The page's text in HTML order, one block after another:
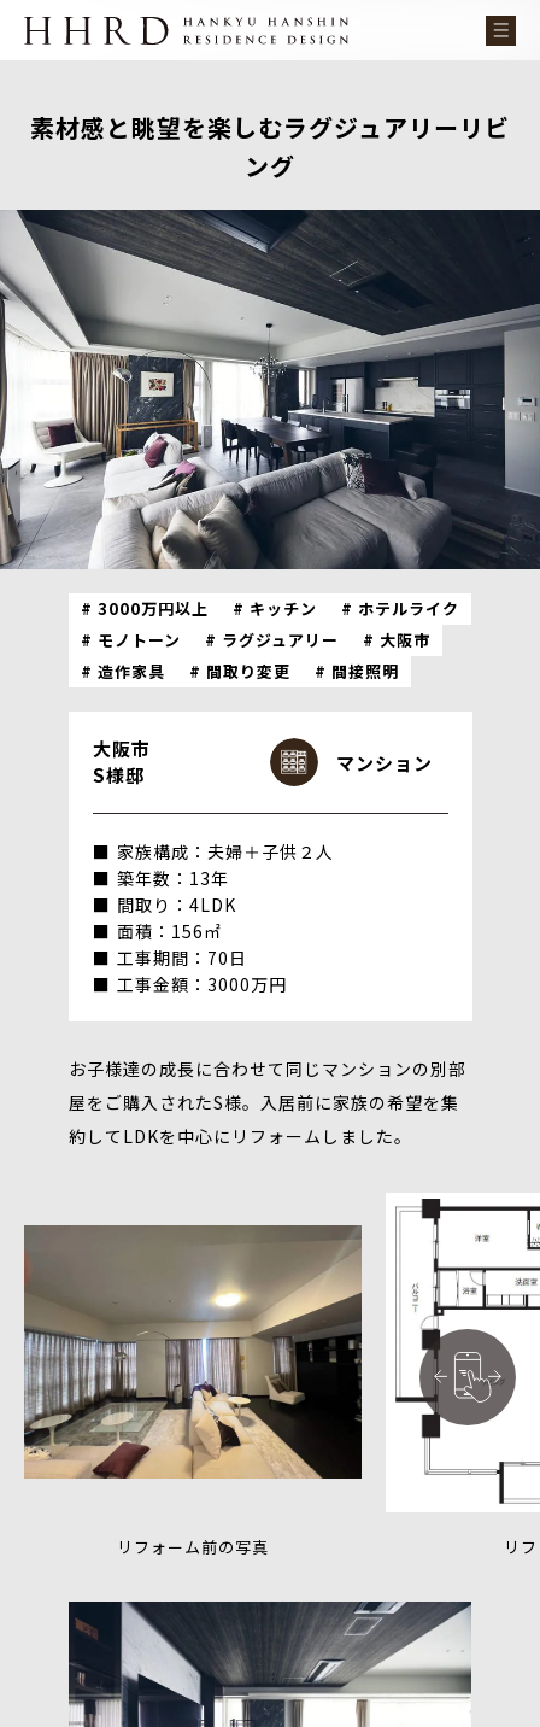
素材感と眺望を楽しむラグジュアリーリビ
ング
3000万円以上 キッチン
ホテルライク
モノトーン
ラグジュアリー
大阪市
造作家具
間取り変更 間接照明
大阪市
S様邸
マンション
家族構成：夫婦＋子供２人
築年数：13年
間取り：4LDK
面積：156㎡
工事期間：70日
工事金額：3000万円
お子様達の成長に合わせて同じマンションの別部
屋をご購入されたS様。入居前に家族の希望を集
約してLDKを中心にリフォームしました。
リフォーム前の写真 リ